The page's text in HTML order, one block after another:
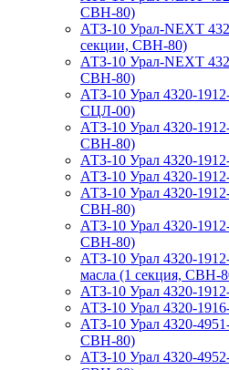
СВН-80)
АТЗ-10 Урал-NEXT
секции, СВН-80)
АТЗ-10 Урал-NEXT
СВН-80)
АТЗ-10 Урал 4320-
СЦЛ-00)
АТЗ-10 Урал 4320-
СВН-80)
АТЗ-10 Урал 4320-
АТЗ-10 Урал 4320-
АТЗ-10 Урал 4320-
СВН-80)
АТЗ-10 Урал 4320-
СВН-80)
АТЗ-10 Урал 4320-
масла (1 секция, СВН-
АТЗ-10 Урал 4320-
АТЗ-10 Урал 4320-
АТЗ-10 Урал 4320-
СВН-80)
АТЗ-10 Урал 4320-